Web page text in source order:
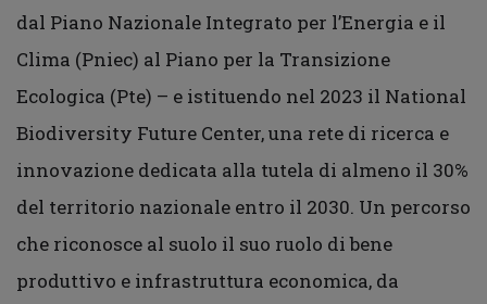
dal Piano Nazionale Integrato per l’Energia e il
Clima (Pniec) al Piano per la Transizione
Ecologica (Pte) – e istituendo nel 2023 il National
Biodiversity Future Center, una rete di ricerca e
innovazione dedicata alla tutela di almeno il 30%
del territorio nazionale entro il 2030. Un percorso
che riconosce al suolo il suo ruolo di bene
produttivo e infrastruttura economica, da